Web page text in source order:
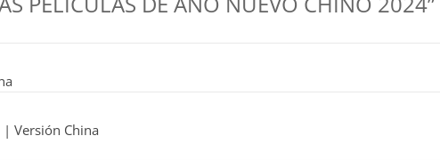
Versión China